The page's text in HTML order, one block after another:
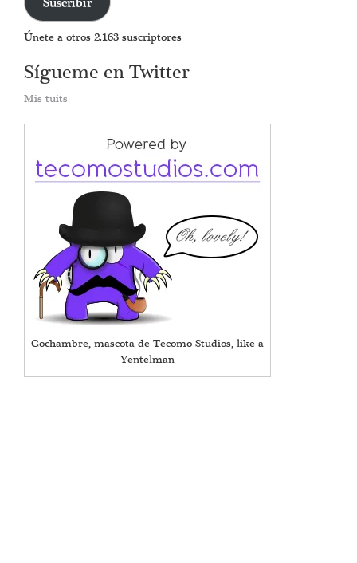
electrónico
Únete a otros 2.163 suscriptores
Sígueme en Twitter
Mis tuits
Cochambre, mascota de Tecomo Studios, like a
Yentelman